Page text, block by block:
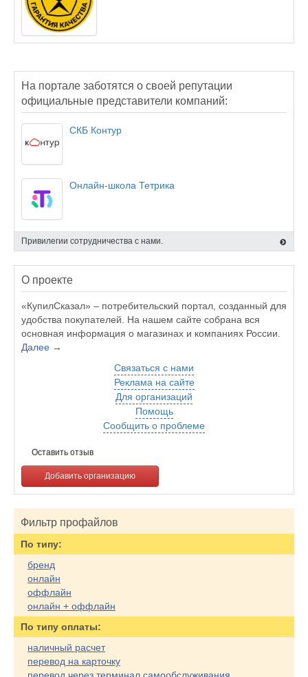
На портале заботятся о своей репутации
официальные представители компаний:
СКБ Контур
Онлайн-школа Тетрика
Привилегии сотрудничества с нами.
О проекте
«КупилСказал» – потребительский портал, созданный для
удобства покупателей. На нашем сайте собрана вся
основная информация о магазинах и компаниях России.
Далее →
Связаться с нами
Реклама на сайте
Для организаций
Помощь
Сообщить о проблеме
Оставить отзыв
Добавить организацию
Фильтр профайлов
По типу:
бренд
онлайн
оффлайн
онлайн + оффлайн
По типу оплаты:
наличный расчет
перевод на карточку